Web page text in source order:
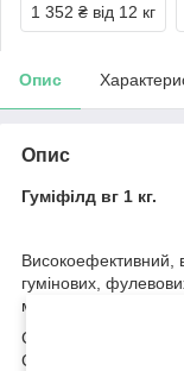
1 352 ₴ від 12 кг
Опис
Опис
Гуміфілд вг 1 кг.
Високоефективний,
гумінових,
мікролелементи у
Солі гумінових
Солі фульвових